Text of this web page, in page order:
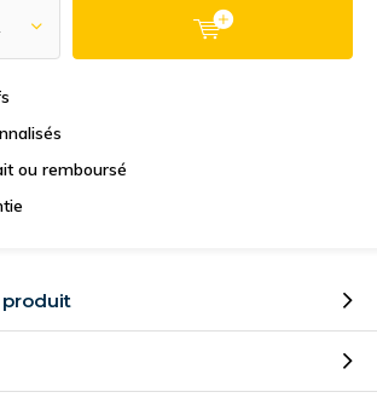
ou remboursé
produit